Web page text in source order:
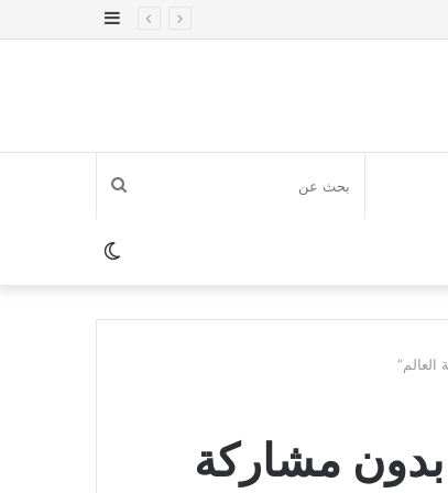
إضافة
بحث
عنالوضع
المظلم
مشاركة